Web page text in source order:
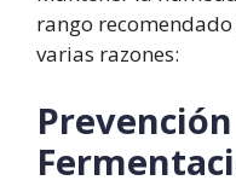
rango recomendado
varias razones: